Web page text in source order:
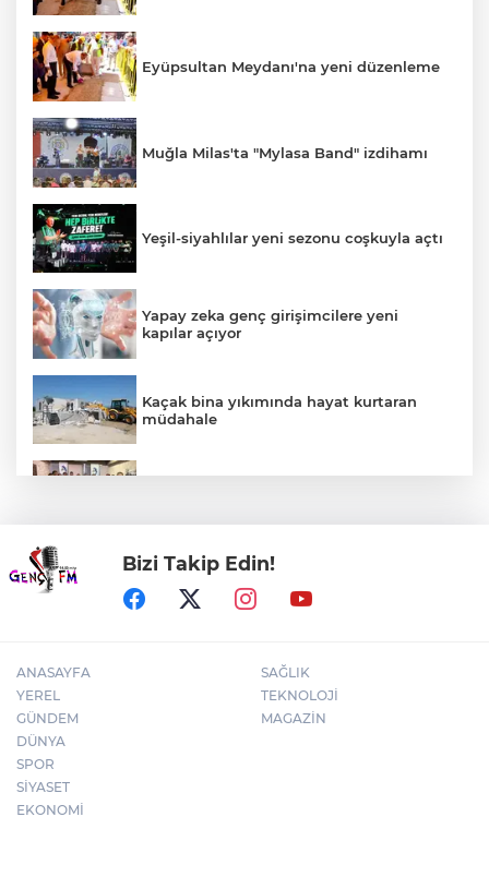
Eyüpsultan Meydanı'na yeni düzenleme
Muğla Milas'ta "Mylasa Band" izdihamı
Yeşil-siyahlılar yeni sezonu coşkuyla açtı
Yapay zeka genç girişimcilere yeni
kapılar açıyor
Kaçak bina yıkımında hayat kurtaran
müdahale
Kütahya'da Geleneksel Müderris
Mahallesi Şenliği coşkusu
Bizi Takip Edin!
ANASAYFA
YEREL
GÜNDEM
DÜNYA
SPOR
SİYASET
EKONOMİ
SAĞLIK
TEKNOLOJİ
MAGAZİN